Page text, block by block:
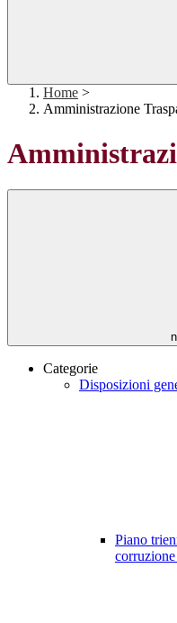
Home >
Amministrazione
Categorie
Disposizioni
Piano
corruzione